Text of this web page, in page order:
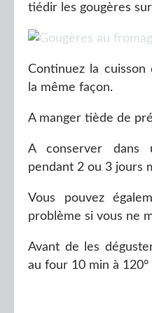
tiédir les gougères
Continuez la cuisson
la même façon.
A manger tiède de
A conserver dans
pendant 2 ou 3 jours
Vous pouvez
problème si vous ne
Avant de les
au four 10 min à 120°